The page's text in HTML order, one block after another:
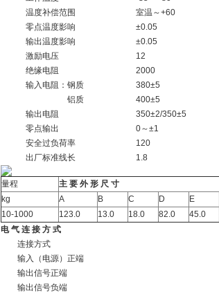
温度补偿范围
室温～+60
零点温度影响
±0.05
输出温度影响
±0.05
激励电压
12
绝缘电阻
2000
输入电阻：钢质
380±5
铝质
400±5
输出电阻
350±2/350±5
零点输出
0～±1
安全过负荷率
120
出厂标准线长
1.8
量程
主 要 外 形 尺 寸
kg
A B C D E
10-1000
123.0 13.0 18.0 82.0 45.0
电 气 连 接 方 式
连接方式
输入（电源）正端
输出信号正端
输出信号负端